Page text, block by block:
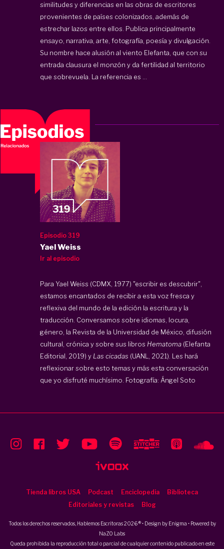
similitudes y diferencias en las obras de escritores
provenientes de países colonizados, además de
estrechar lazos entre ellos. Publica principalmente
ensayo, narrativa, arte, fotografía, poesía y divulgación.
Su nombre hace alusión al viento Elefanta, que con su
entrada clausura el monzón y da fertilidad al territorio
que sobrevuela. La referencia es ...
Episodio 319
Yael Weiss
Ir al episodio
Para Yael Weiss (CDMX, 1977) "escribir es descubrir",
estamos encantados de recibir a esta voz fresca y
reflexiva del mundo de la edición la escritura y la
traducción. Conversamos sobre idiomas, locura,
género, la Revista de la Universidad de México, difusión
cultural, crónica y sobre sus libros Hematoma (Elefanta
Editorial, 2019) y Las cicadas (UANL, 2021). Les hará
reflexionar sobre esto temas y más esta conversación
que yo disfruté muchísimo. Fotografía: Ángel Soto
Tienda libros USA Podcast Enciclopedia
Biblioteca
Editoriales y revistas
Blog
Todos los derechos reservados, Hablemos Escritoras 2026 ® • Design by Enigma • Powered by
NaZO Labs
Queda prohibida la reproducción total o parcial de cualquier contenido publicado en este